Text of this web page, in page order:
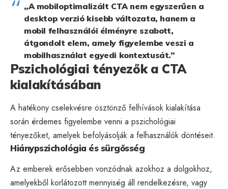
„A mobiloptimalizált CTA nem egyszerűen a
desktop verzió kisebb változata, hanem a
mobil felhasználói élményre szabott,
átgondolt elem, amely figyelembe veszi a
mobilhasználat egyedi kontextusát.”
Pszichológiai tényezők a CTA
kialakításában
A hatékony cselekvésre ösztönző felhívások kialakítása
során érdemes figyelembe venni a pszichológiai
tényezőket, amelyek befolyásolják a felhasználók döntéseit.
Hiánypszichológia és sürgősség
Az emberek erősebben vonzódnak azokhoz a dolgokhoz,
amelyekből korlátozott mennyiség áll rendelkezésre, vagy